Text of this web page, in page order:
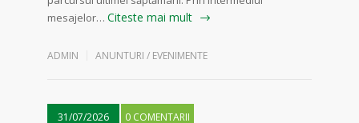
mesajelor… Citeste mai mult
ADMIN ANUNTURI / EVENIMENTE
31/07/2026 0 COMENTARII